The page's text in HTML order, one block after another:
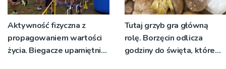
Aktywność fizyczna z
propagowaniem wartości
życia. Biegacze upamiętnili
Tutaj grzyb gra główną
rolę. Borzęcin odlicza
godziny do święta, które